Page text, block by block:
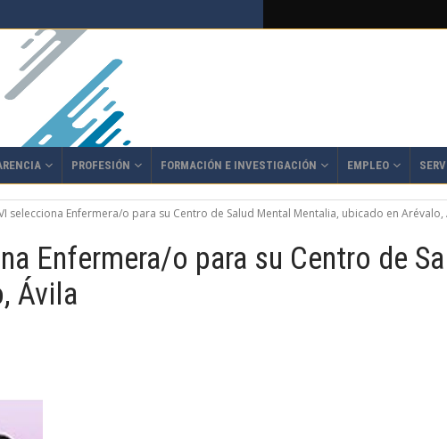
PROFESIÓN FORMACIÓN E INVESTIGACIÓN EMPLEO
selecciona Enfermera/o para su Centro de Salud Mental Mentalia, ubicado en Arévalo,
Enfermera/o para su Centro de
Ávila